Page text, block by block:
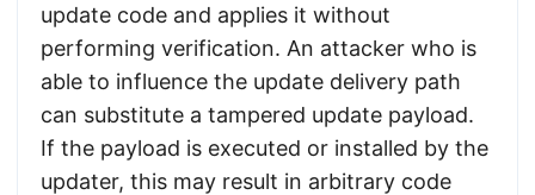
update code and applies it without
performing verification. An attacker who is
able to influence the update delivery path
can substitute a tampered update payload.
If the payload is executed or installed by the
updater, this may result in arbitrary code